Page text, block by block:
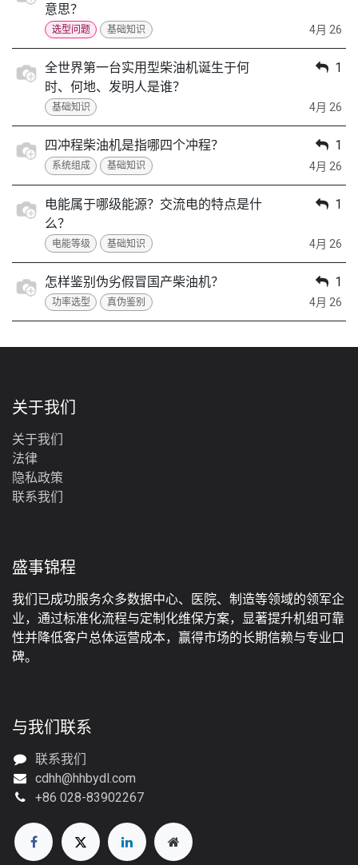
意思？
选型问题 基础知识 4月 26
全世界第一台实用型柴油机诞生于何
时、何地、发明人是谁？
基础知识
1
4月 26
四冲程柴油机是指哪四个冲程？
系统组成 基础知识
1
4月 26
电能属于哪级能源？交流电的特点是什
么？
电能等级 基础知识
1
4月 26
怎样鉴别伪劣假冒国产柴油机？
功率选型 真伪鉴别
1
4月 26
关于我们
关于我们
法律
‎隐私政策‎
联系我们
盛事锦程
我们已成功服务众多数据中心、医院、制造等领域的领军企
业，通过标准化流程与定制化维保方案，显著提升机组可靠
性并降低客户总体运营成本，赢得市场的长期信赖与专业口
碑。
与我们联系
联系我们
cdhh@hhbydl.com
+86 028-83902267